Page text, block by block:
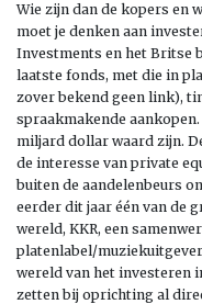
Wie zijn dan de kopers en
moet je denken aan
Investments en het Britse
laatste fonds, met die in
zover bekend geen link),
spraakmakende
miljard dollar waard zijn.
de interesse van private
buiten de aandelenbeurs
eerder dit jaar één van de
wereld, KKR, een
platenlabel/
wereld van het investeren
zetten bij oprichting al